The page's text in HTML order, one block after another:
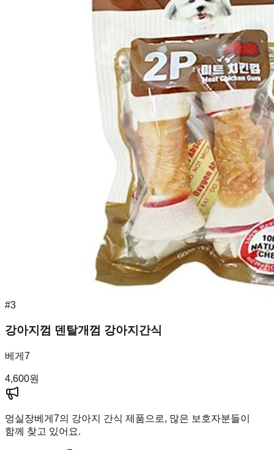
#3
강아지껌 덴탈개껌 강아지간식
베게7
4,600원
멍실장베게7의 강아지 간식 제품으로, 많은 보호자분들이
함께 찾고 있어요.